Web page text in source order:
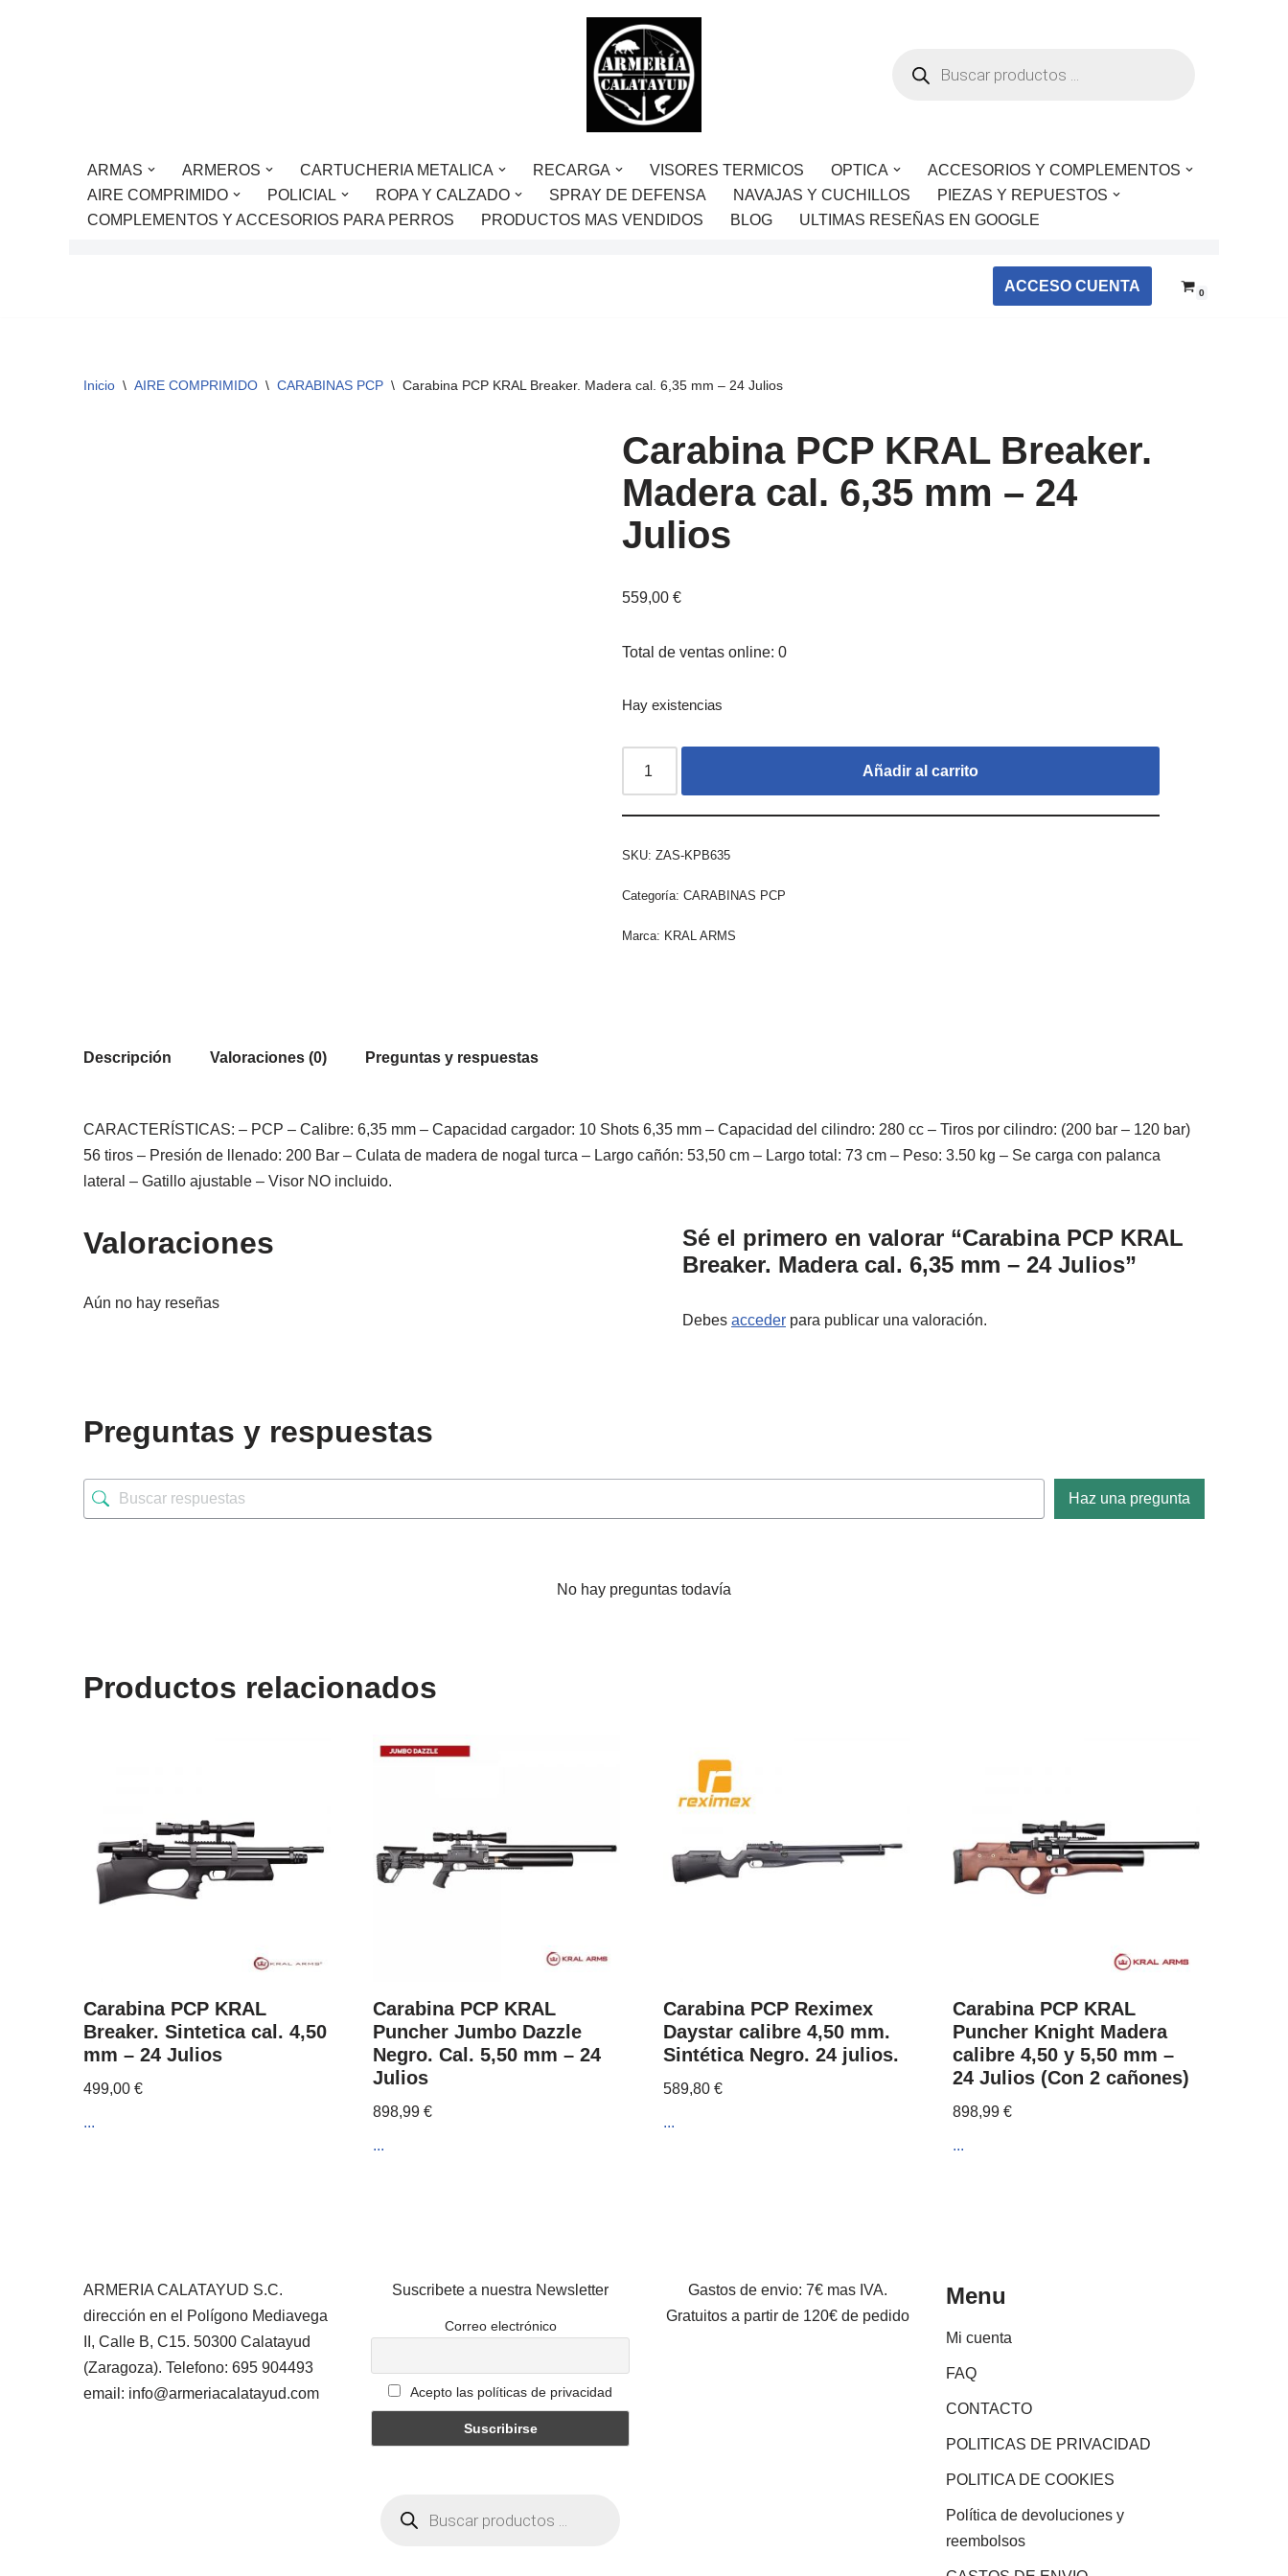
ARMAS ARMEROS CARTUCHERIA METALICA RECARGA VISORES TERMICOS OPTICA
ACCESORIOS Y COMPLEMENTOS
AIRE COMPRIMIDO
POLICIAL ROPA Y CALZADO SPRAY DE DEFENSA NAVAJAS Y CUCHILLOS
PIEZAS Y REPUESTOS
COMPLEMENTOS Y ACCESORIOS PARA PERROS
PRODUCTOS MAS VENDIDOS BLOG ULTIMAS RESEÑAS EN GOOGLE
ACCESO CUENTA 0
Inicio \ AIRE COMPRIMIDO \ CARABINAS PCP \ Carabina PCP KRAL Breaker. Madera cal. 6,35 mm – 24 Julios
Carabina PCP KRAL Breaker.
Madera cal. 6,35 mm – 24
Julios
559,00 €
Total de ventas online: 0
Hay existencias
Añadir al carrito
SKU: ZAS-KPB635
Categoría: CARABINAS PCP
Marca: KRAL ARMS
Descripción Valoraciones (0) Preguntas y respuestas
CARACTERÍSTICAS: – PCP – Calibre: 6,35 mm – Capacidad cargador: 10 Shots 6,35 mm – Capacidad del cilindro: 280 cc – Tiros por cilindro: (200 bar – 120 bar)
56 tiros – Presión de llenado: 200 Bar – Culata de madera de nogal turca – Largo cañón: 53,50 cm – Largo total: 73 cm – Peso: 3.50 kg – Se carga con palanca
lateral – Gatillo ajustable – Visor NO incluido.
Valoraciones
Aún no hay reseñas
Sé el primero en valorar “Carabina PCP KRAL
Breaker. Madera cal. 6,35 mm – 24 Julios”
Debes acceder para publicar una valoración.
Preguntas y respuestas
Haz una pregunta
No hay preguntas todavía
Productos relacionados
Carabina PCP KRAL
Breaker. Sintetica cal. 4,50
mm – 24 Julios
499,00 €
...
Carabina PCP KRAL
Puncher Jumbo Dazzle
Negro. Cal. 5,50 mm – 24
Julios
898,99€
...
Carabina PCP Reximex
Daystar calibre 4,50 mm.
Sintética Negro. 24 julios.
589,80 €
...
Carabina PCP KRAL
Puncher Knight Madera
calibre 4,50 y 5,50 mm –
24 Julios (Con 2 cañones)
898,99€
...
ARMERIA CALATAYUD S.C.
dirección en el Polígono Mediavega
II, Calle B, C15. 50300 Calatayud
(Zaragoza). Telefono: 695 904493
email: info@armeriacalatayud.com
Suscribete a nuestra Newsletter
Correo electrónico
Acepto las políticas de privacidad
Gastos de envio: 7€ mas IVA.
Gratuitos a partir de 120€ de pedido
Menu
Mi cuenta
FAQ
CONTACTO
POLITICAS DE PRIVACIDAD
POLITICA DE COOKIES
Política de devoluciones y
reembolsos